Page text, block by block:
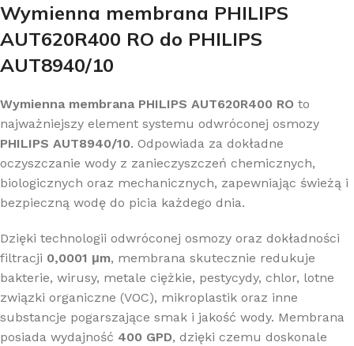
Wymienna membrana PHILIPS
AUT620R400 RO do PHILIPS
AUT8940/10
Wymienna membrana PHILIPS AUT620R400 RO to
najważniejszy element systemu odwróconej osmozy
PHILIPS AUT8940/10. Odpowiada za dokładne
oczyszczanie wody z zanieczyszczeń chemicznych,
biologicznych oraz mechanicznych, zapewniając świeżą i
bezpieczną wodę do picia każdego dnia.
Dzięki technologii odwróconej osmozy oraz dokładności
filtracji 0,0001 μm, membrana skutecznie redukuje
bakterie, wirusy, metale ciężkie, pestycydy, chlor, lotne
związki organiczne (VOC), mikroplastik oraz inne
substancje pogarszające smak i jakość wody. Membrana
posiada wydajność 400 GPD, dzięki czemu doskonale